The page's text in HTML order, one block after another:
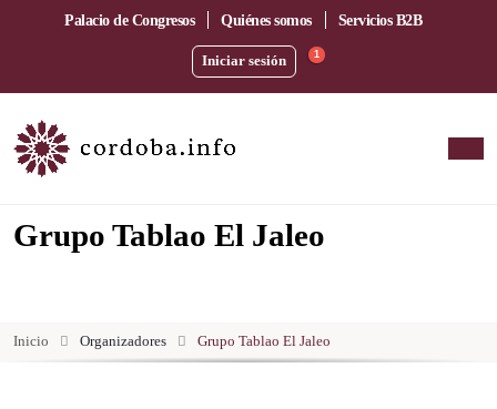
Palacio de Congresos Quiénes somos Servicios B2B
Iniciar sesión 1
Grupo Tablao El Jaleo
Inicio Organizadores Grupo Tablao El Jaleo